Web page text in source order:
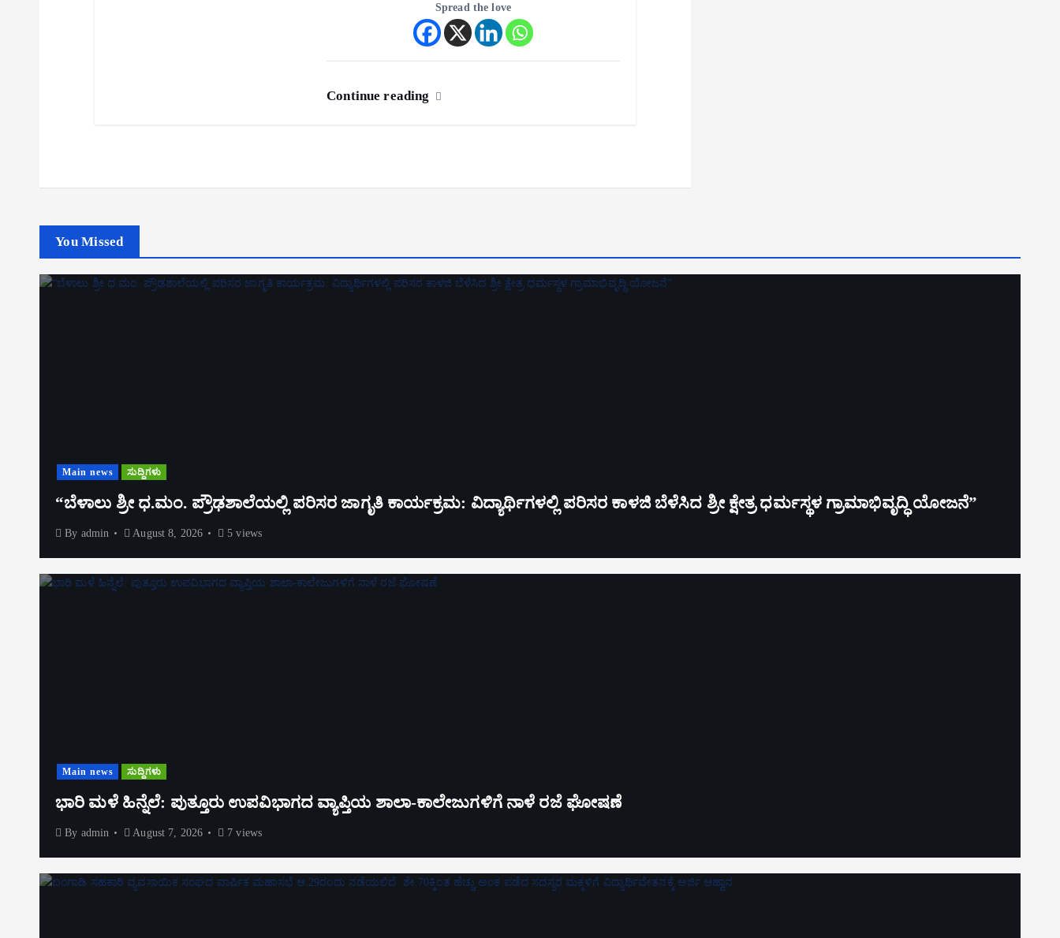
Spread the love
Continue reading
You Missed
Main news ಸುದ್ದಿಗಳು
“ಬೆಳಾಲು ಶ್ರೀ ಧ.ಮಂ. ಪ್ರೌಢಶಾಲೆಯಲ್ಲಿ ಪರಿಸರ ಜಾಗೃತಿ ಕಾರ್ಯಕ್ರಮ: ವಿದ್ಯಾರ್ಥಿಗಳಲ್ಲಿ ಪರಿಸರ ಕಾಳಜಿ ಬೆಳೆಸಿದ ಶ್ರೀ ಕ್ಷೇತ್ರ ಧರ್ಮಸ್ಥಳ ಗ್ರಾಮಾಭಿವೃದ್ಧಿ ಯೋಜನೆ”
By admin August 8, 2026 5 views
Main news ಸುದ್ದಿಗಳು
ಭಾರಿ ಮಳೆ ಹಿನ್ನೆಲೆ: ಪುತ್ತೂರು ಉಪವಿಭಾಗದ ವ್ಯಾಪ್ತಿಯ ಶಾಲಾ-ಕಾಲೇಜುಗಳಿಗೆ ನಾಳೆ ರಜೆ ಘೋಷಣೆ
By admin August 7, 2026 7 views